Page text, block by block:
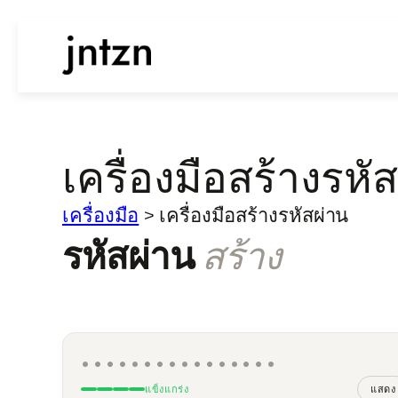
เครื่องมือสร้างรหั
เครื่องมือ > เครื่องมือสร้างรหัสผ่าน
รหัสผ่าน สร้าง
••••••••••••••••
แข็งแกร่ง แสดง